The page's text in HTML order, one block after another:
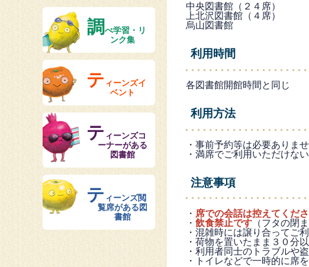
中央図書館（２４席）
上北沢図書館（４席）
烏山図書館
利用時間
各図書館開館時間と同じ
利用方法
・事前予約等は必要ありま
・満席でご利用いただけな
注意事項
・ 席での会話は控えてくだ
・ 飲食禁止です （フタの閉
・混雑時には譲り合ってご
・荷物を置いたまま３０分
・利用者同士のトラブルや
・トイレなどで一時的に席
調べ学習・リ
ンク集
テ ィーンズイ
ベント
テ ィーンズコ
ーナーがある
図書館
テ ィーンズ閲
覧席がある図
書館